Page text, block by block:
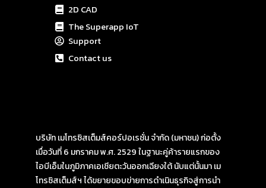
2D CAD
The Superapp IoT
Support
Contact us
บริษัท เมโทรซิสเต็มส์คอร์ปอเรชั่น จำกัด (มหาชน) ก่อตั้ง
เมื่อวันที่ 6 มกราคม พ.ศ. 2529 ในฐานะคู่ค้ารายแรกของ
ไอบีเอ็มในภูมิภาคเอเชียตะวันออกเฉียงใต้ นับแต่นั้นมา เม
โทรซิสเต็มส์ฯ ได้ขยายขอบข่ายการดำเนินธุรกิจสู่การนำ